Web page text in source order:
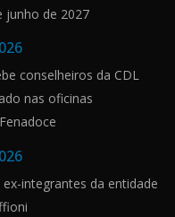
junho de 2027
conselheiros da CDL
nas oficinas
integrantes da entidade